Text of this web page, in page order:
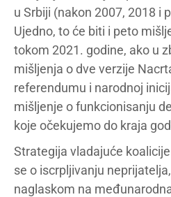
u Srbiji (nakon 2007, 2018 i
Ujedno, to će biti i peto
tokom 2021. godine, ako u
mišljenja o dve verzije
referendumu i narodnoj
mišljenje o funkcionisanju
koje očekujemo do kraja
Strategija vladajuće
se o iscrpljivanju
naglaskom na